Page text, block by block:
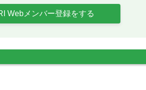
Webメンバー登録をする